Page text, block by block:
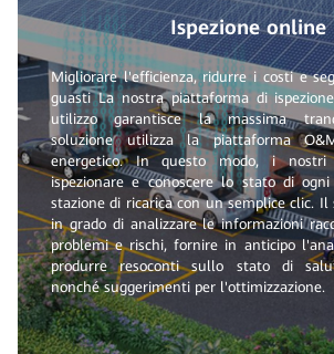
Ispezione online
Migliorare l'efficienza, ridurre i costi e
guasti La nostra piattaforma di
utilizzo garantisce la massima
soluzione utilizza la piattaforma
energetico. In questo modo, i nostri
ispezionare e conoscere lo stato di ogni
stazione di ricarica con un semplice clic.
in grado di analizzare le informazioni
problemi e rischi, fornire in anticipo
produrre resoconti sullo stato di
nonché suggerimenti per l'ottimizzazione.